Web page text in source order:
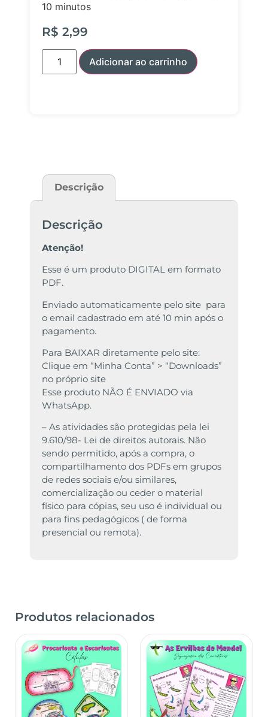
10 minutos
R$ 2,99
Adicionar ao carrinho
Descrição
Descrição
Atenção!
Esse é um produto DIGITAL em formato
PDF.
Enviado automaticamente pelo site para
o email cadastrado em até 10 min após o
pagamento.
Para BAIXAR diretamente pelo site:
Clique em “Minha Conta” > “Downloads”
no próprio site
Esse produto NÃO É ENVIADO via
WhatsApp.
– As atividades são protegidas pela lei
9.610/98- Lei de direitos autorais. Não
sendo permitido, após a compra, o
compartilhamento dos PDFs em grupos
de redes sociais e/ou similares,
comercialização ou ceder o material
físico para cópias, seu uso é individual ou
para fins pedagógicos ( de forma
presencial ou remota).
Produtos relacionados